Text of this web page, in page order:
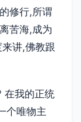
修行,所谓
苦海,成为
讲,佛教跟
在我的正统
个唯物主